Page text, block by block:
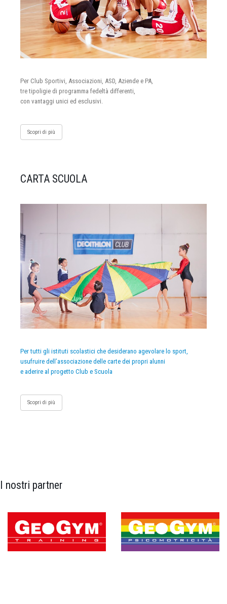
Per Club Sportivi, Associazioni, ASD, Aziende e PA,
tre tipoligie di programma fedeltà differenti,
con vantaggi unici ed esclusivi.
Scopri di più
CARTA SCUOLA
Per tutti gli istituti scolastici che desiderano agevolare lo sport,
usufruire dell’associazione delle carte dei propri alunni
e aderire al progetto Club e Scuola
Scopri di più
I nostri partner